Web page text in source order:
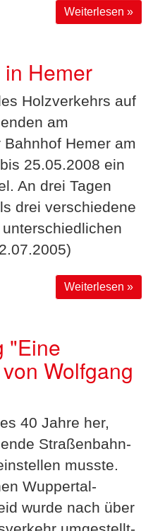
Weiterlesen »
Hemer
Holzverkehrs auf
am
Hemer am
25.05.2008 ein
An drei Tagen
drei verschiedene
Weiterlesen »
"Eine
Wolfgang
40 Jahre her,
Straßenbahn-
musste.
Wuppertal-
wurde nach über